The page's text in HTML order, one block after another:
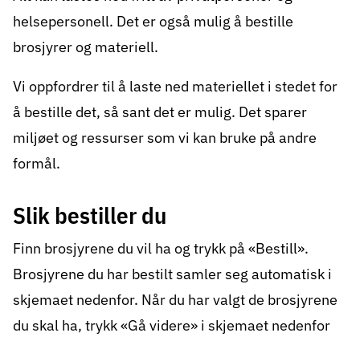
helsepersonell. Det er også mulig å bestille
brosjyrer og materiell.
Vi oppfordrer til å laste ned materiellet i stedet for
å bestille det, så sant det er mulig. Det sparer
miljøet og ressurser som vi kan bruke på andre
formål.
Slik bestiller du
Finn brosjyrene du vil ha og trykk på «Bestill».
Brosjyrene du har bestilt samler seg automatisk i
skjemaet nedenfor. Når du har valgt de brosjyrene
du skal ha, trykk «Gå videre» i skjemaet nedenfor